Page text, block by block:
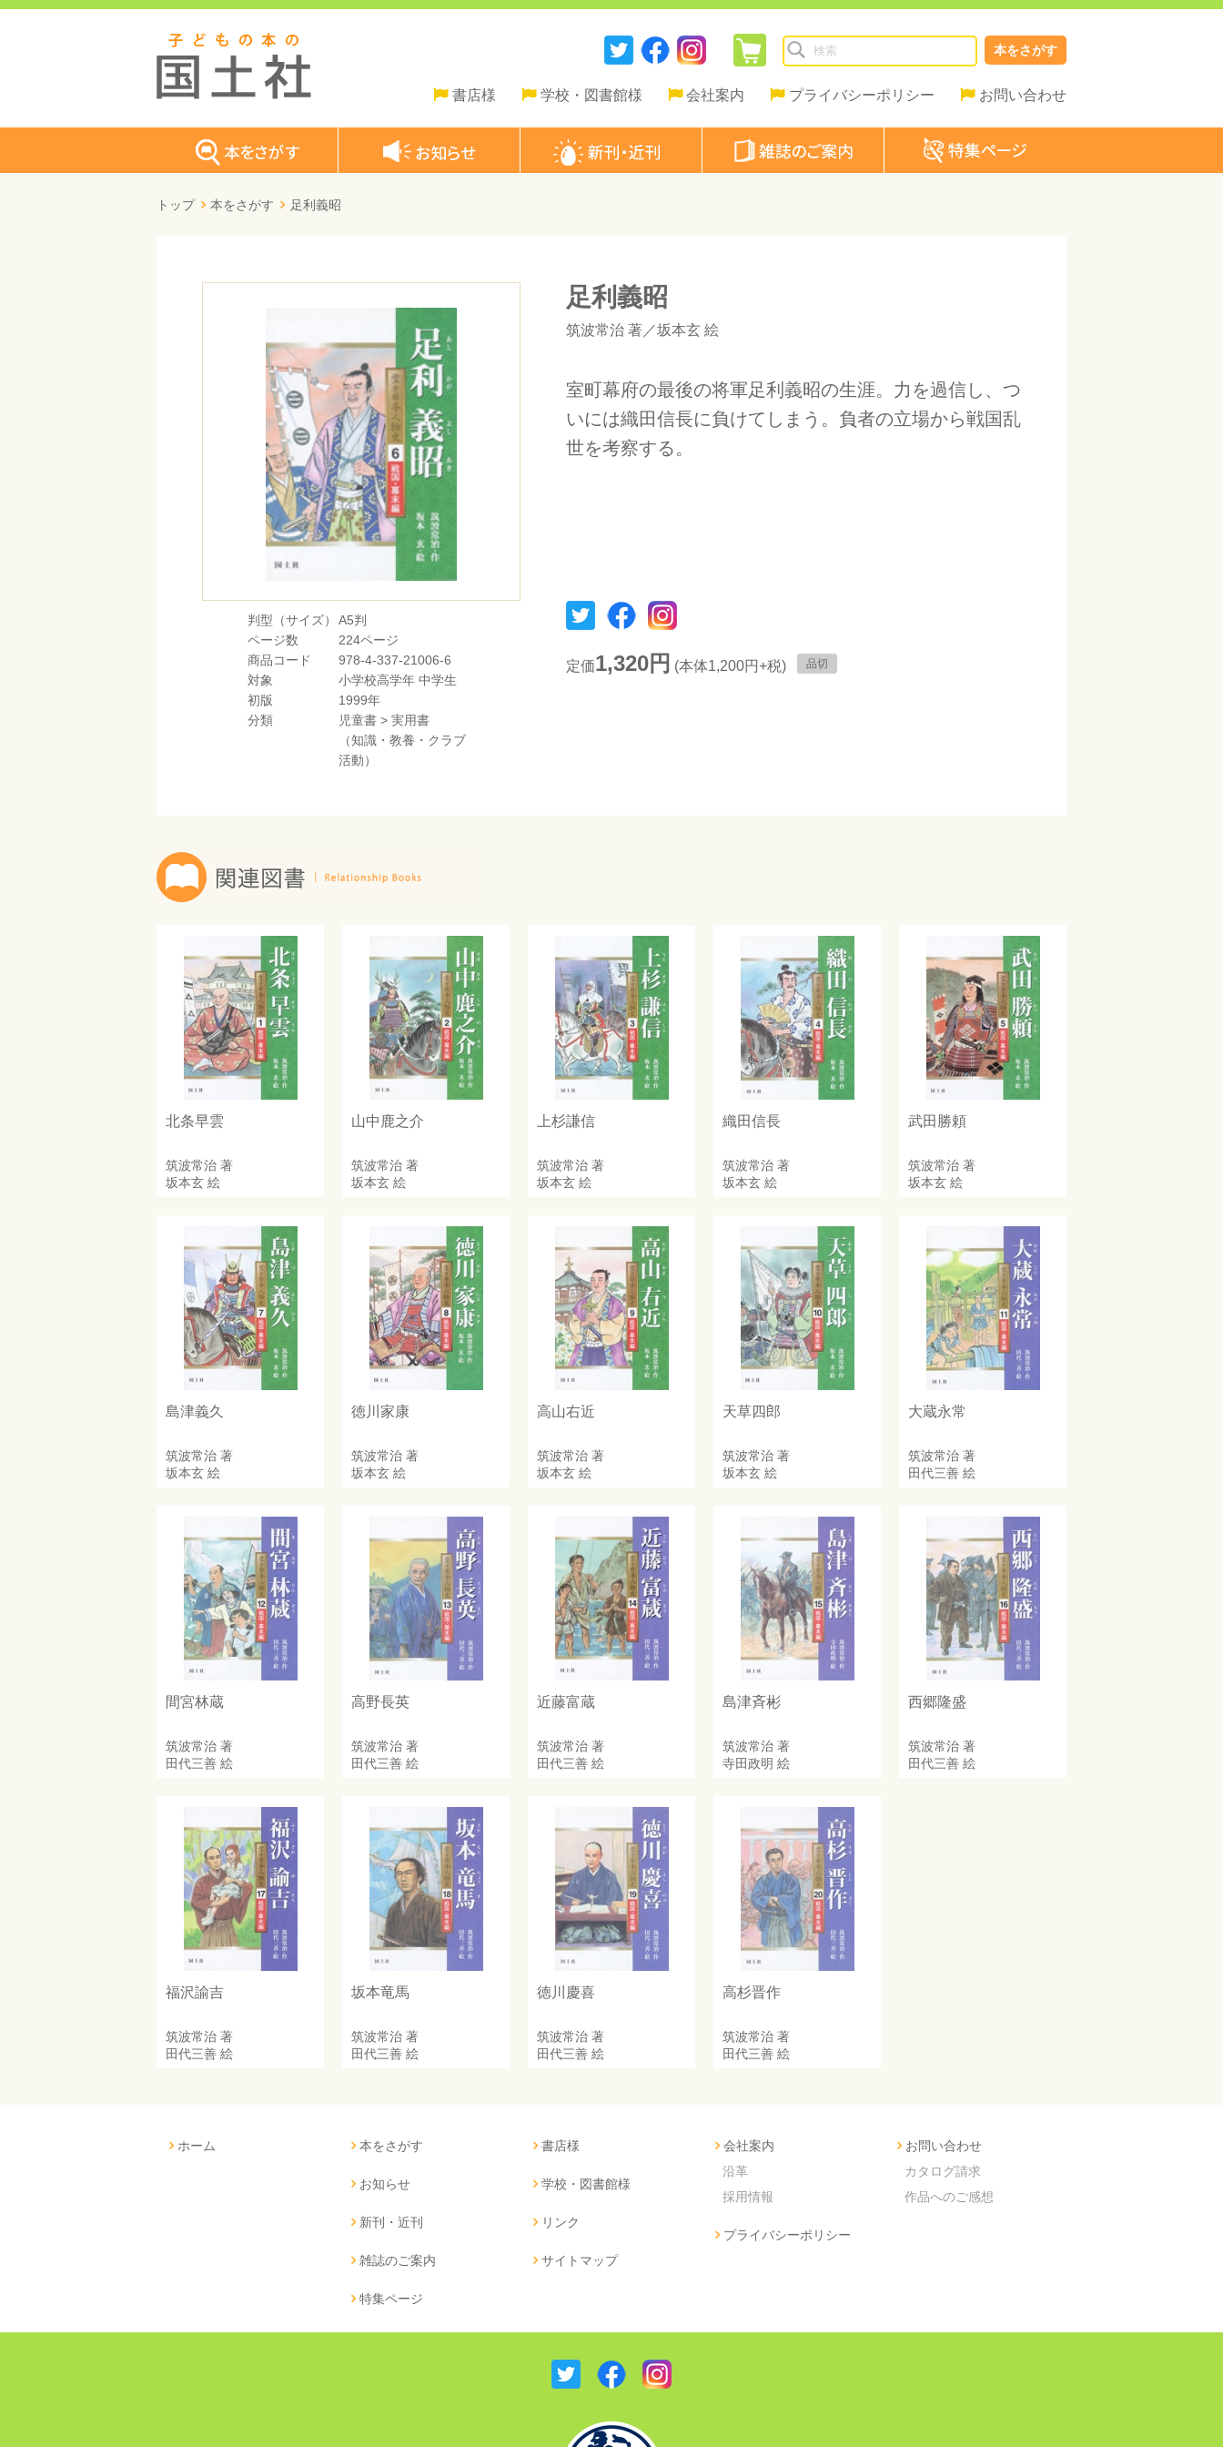
本をさがす
書店様 学校・図書館様 会社案内 プライバシーポリシー お問い合わせ
トップ 本をさがす 足利義昭
足利義昭
筑波常治 著／坂本玄 絵
室町幕府の最後の将軍足利義昭の生涯。力を過信し、つ
いには織田信長に負けてしまう。負者の立場から戦国乱
世を考察する。
判型（サイズ）
A5判
ページ数
224ページ
商品コード
978-4-337-21006-6
対象
小学校高学年 中学生
初版
1999年
分類
児童書 > 実用書
（知識・教養・クラブ
活動）
定価1,320円 (本体1,200円+税) 品切
北条早雲
筑波常治 著
坂本玄 絵
山中鹿之介
筑波常治 著
坂本玄 絵
上杉謙信
筑波常治 著
坂本玄 絵
織田信長
筑波常治 著
坂本玄 絵
武田勝頼
筑波常治 著
坂本玄 絵
島津義久
筑波常治 著
坂本玄 絵
徳川家康
筑波常治 著
坂本玄 絵
高山右近
筑波常治 著
坂本玄 絵
天草四郎
筑波常治 著
坂本玄 絵
大蔵永常
筑波常治 著
田代三善 絵
間宮林蔵
筑波常治 著
田代三善 絵
高野長英
筑波常治 著
田代三善 絵
近藤富蔵
筑波常治 著
田代三善 絵
島津斉彬
筑波常治 著
寺田政明 絵
西郷隆盛
筑波常治 著
田代三善 絵
福沢諭吉
筑波常治 著
田代三善 絵
坂本竜馬
筑波常治 著
田代三善 絵
徳川慶喜
筑波常治 著
田代三善 絵
高杉晋作
筑波常治 著
田代三善 絵
ホーム 本をさがす
お知らせ
新刊・近刊
雑誌のご案内
特集ページ
書店様
学校・図書館様
リンク
サイトマップ
会社案内
沿革
採用情報
プライバシーポリシー
お問い合わせ
カタログ請求
作品へのご感想